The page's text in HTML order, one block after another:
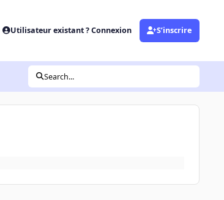
Utilisateur existant ? Connexion S’inscrire
Search...